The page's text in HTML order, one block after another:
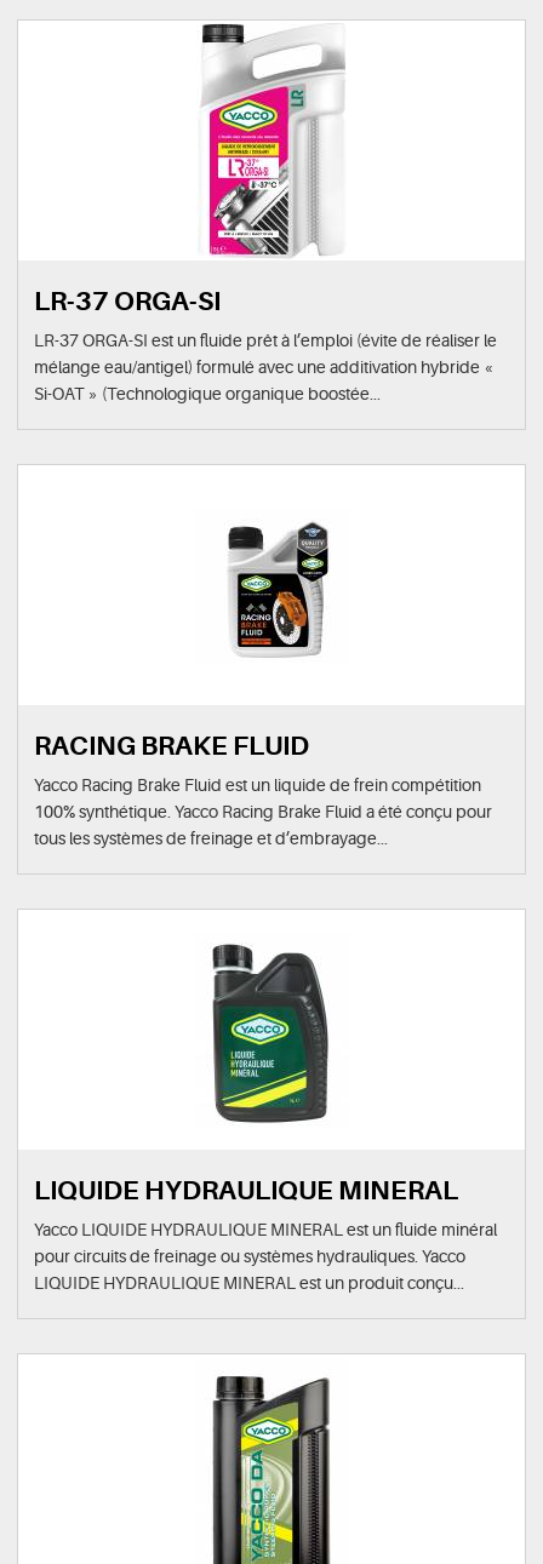
LR-37 ORGA-SI
LR-37 ORGA-SI est un fluide prêt à l’emploi (évite de réaliser le
mélange eau/antigel) formulé avec une additivation hybride «
Si-OAT » (Technologique organique boostée...
RACING BRAKE FLUID
Yacco Racing Brake Fluid est un liquide de frein compétition
100% synthétique. Yacco Racing Brake Fluid a été conçu pour
tous les systèmes de freinage et d’embrayage...
LIQUIDE HYDRAULIQUE MINERAL
Yacco LIQUIDE HYDRAULIQUE MINERAL est un fluide minéral
pour circuits de freinage ou systèmes hydrauliques. Yacco
LIQUIDE HYDRAULIQUE MINERAL est un produit conçu...